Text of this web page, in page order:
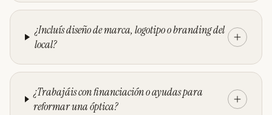
¿Incluís diseño de marca, logotipo o branding del
local?
¿Trabajáis con financiación o ayudas para
reformar una óptica?